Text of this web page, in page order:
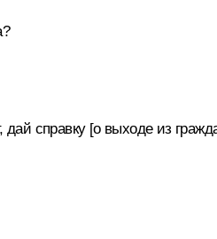
справку [о выходе из